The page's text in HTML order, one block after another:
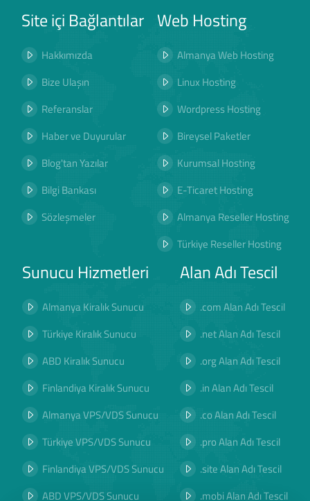
Site içi Bağlantılar
Hakkımızda
Bize Ulaşın
Referanslar
Haber ve Duyurular
Blog'tan Yazılar
Bilgi Bankası
Sözleşmeler
Web Hosting
Almanya Web Hosting
Linux Hosting
Wordpress Hosting
Bireysel Paketler
Kurumsal Hosting
E-Ticaret Hosting
Almanya Reseller Hosting
Türkiye Reseller Hosting
Sunucu Hizmetleri
Almanya Kiralık Sunucu
Türkiye Kiralık Sunucu
ABD Kiralık Sunucu
Finlandiya Kiralık Sunucu
Almanya VPS/VDS Sunucu
Türkiye VPS/VDS Sunucu
Finlandiya VPS/VDS Sunucu
ABD VPS/VDS Sunucu
Alan Adı Tescil
.com Alan Adı Tescil
.net Alan Adı Tescil
.org Alan Adı Tescil
.in Alan Adı Tescil
.co Alan Adı Tescil
.pro Alan Adı Tescil
.site Alan Adı Tescil
.mobi Alan Adı Tescil